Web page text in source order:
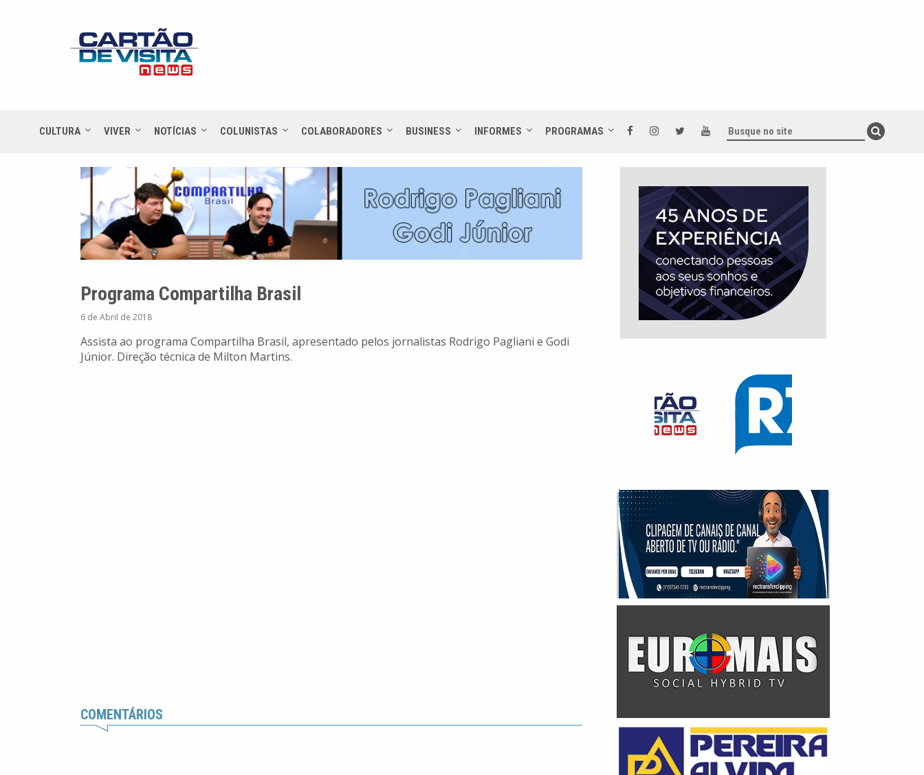
CULTURA VIVER NOTÍCIAS COLUNISTAS COLABORADORES BUSINESS INFORMES PROGRAMAS
Programa Compartilha Brasil
6 de Abril de 2018
Assista ao programa Compartilha Brasil, apresentado pelos jornalistas Rodrigo Pagliani e Godi
Júnior. Direção técnica de Milton Martins.
COMENTÁRIOS